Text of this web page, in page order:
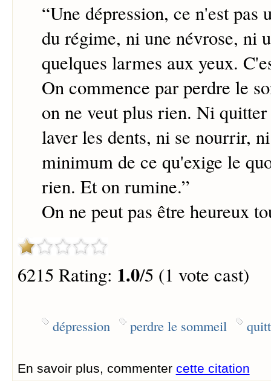
“Une dépression, ce n'est pas
du régime, ni une névrose, ni
quelques larmes aux yeux.
On commence par perdre le
on ne veut plus rien. Ni
laver les dents, ni se nourrir,
minimum de ce qu'exige le
rien. Et on rumine.”
On ne peut pas être heureux
6215 Rating: 1.0/5 (1 vote cast)
dépression perdre le sommeil
En savoir plus, commenter cette citation